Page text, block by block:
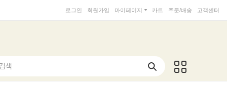
로그인 회원가입 마이페이지 카트 주문/배송 고객센터
색